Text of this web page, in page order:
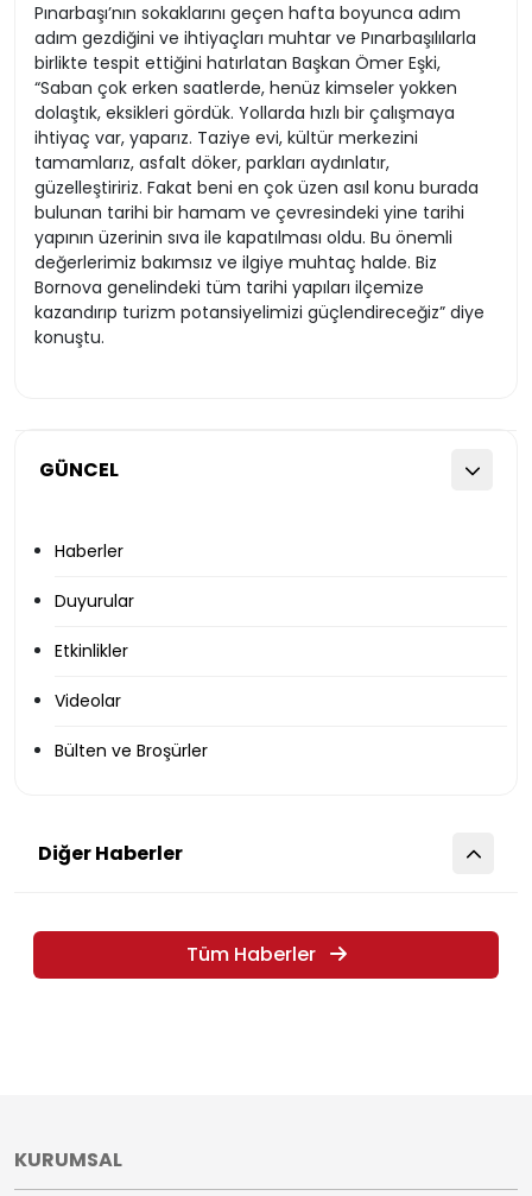
GÜNCEL
Haberler
Duyurular
Etkinlikler
Videolar
Bülten ve Broşürler
Pınarbaşı’nın sokaklarını geçen hafta boyunca adım
adım gezdiğini ve ihtiyaçları muhtar ve Pınarbaşılılarla
birlikte tespit ettiğini hatırlatan Başkan Ömer Eşki,
“Saban çok erken saatlerde, henüz kimseler yokken
dolaştık, eksikleri gördük. Yollarda hızlı bir çalışmaya
ihtiyaç var, yaparız. Taziye evi, kültür merkezini
tamamlarız, asfalt döker, parkları aydınlatır,
güzelleştiririz. Fakat beni en çok üzen asıl konu burada
bulunan tarihi bir hamam ve çevresindeki yine tarihi
yapının üzerinin sıva ile kapatılması oldu. Bu önemli
değerlerimiz bakımsız ve ilgiye muhtaç halde. Biz
Bornova genelindeki tüm tarihi yapıları ilçemize
kazandırıp turizm potansiyelimizi güçlendireceğiz” diye
konuştu.
Diğer Haberler
Tüm Haberler
KURUMSAL